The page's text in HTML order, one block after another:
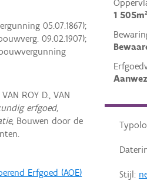
1 505m²
Stijl:
05.07.1867);
09.02.1907);
ROY D., VAN
erfgoed,
, Bouwen door de
Erfgoed (AOE)